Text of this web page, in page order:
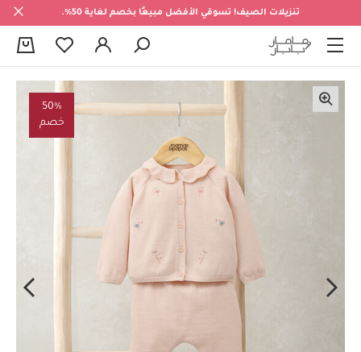
تنزيلات الصيف! تسوقي الأفضل مبيعًا بخصم لغاية 50%.
50%
خصم